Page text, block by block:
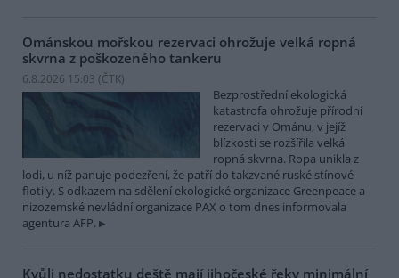
Ománskou mořskou rezervaci ohrožuje velká ropná
skvrna z poškozeného tankeru
6.8.2026 15:03 (ČTK)
Bezprostřední ekologická
katastrofa ohrožuje přírodní
rezervaci v Ománu, v jejíž
blízkosti se rozšířila velká
ropná skvrna. Ropa unikla z
lodi, u níž panuje podezření, že patří do takzvané ruské stínové
flotily. S odkazem na sdělení ekologické organizace Greenpeace a
nizozemské nevládní organizace PAX o tom dnes informovala
agentura AFP.
Kvůli nedostatku deště mají jihočeské řeky minimální